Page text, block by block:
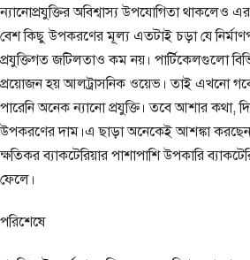
ন্যানোপ্রযুক্তির অবিশ্বাস্য উপযোগিতা থাকলেও
বেশ কিছু উপকরণের মূল্য এতটাই চড়া যে
প্রযুক্তিগত জটিলতাও কম নয়। পার্টিকেলগুলো
প্রয়োজন হয় আলট্রাসনিক ওয়েভ। তাই এখনো
পারেনি অনেক ন্যানো প্রযুক্তি। তবে আশার কথা,
উপকরণের দাম।এ ছাড়া অনেকেই আশঙ্কা
ক্ষতিকর ব্যাকটেরিয়ার পাশাপাশি উপকারি
ফেলে।
পরিশেষে